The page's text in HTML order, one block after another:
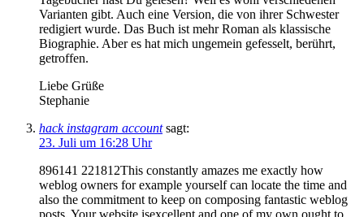
Varianten gibt. Auch eine Version, die von ihrer Schwester
redigiert wurde. Das Buch ist mehr Roman als klassische
Biographie. Aber es hat mich ungemein gefesselt, berührt,
getroffen.
Liebe Grüße
Stephanie
hack instagram account sagt:
23. Juli um 16:28 Uhr
896141 221812This constantly amazes me exactly how
weblog owners for example yourself can locate the time and
also the commitment to keep on composing fantastic weblog